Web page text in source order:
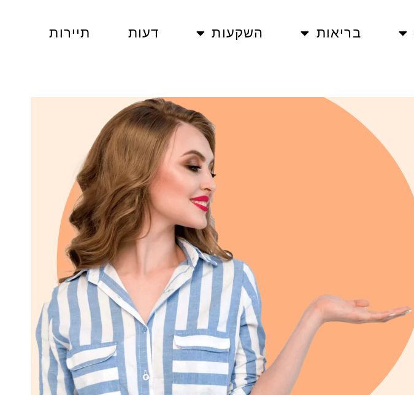
בריאות השקעות דעות תיירות